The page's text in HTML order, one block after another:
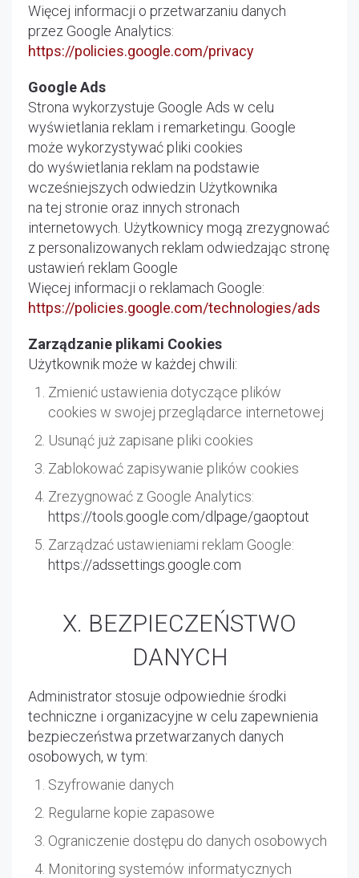
Więcej informacji o przetwarzaniu danych
przez Google Analytics:
https://policies.google.com/privacy
Google Ads
Strona wykorzystuje Google Ads w celu
wyświetlania reklam i remarketingu. Google
może wykorzystywać pliki cookies
do wyświetlania reklam na podstawie
wcześniejszych odwiedzin Użytkownika
na tej stronie oraz innych stronach
internetowych. Użytkownicy mogą zrezygnować
z personalizowanych reklam odwiedzając stronę
ustawień reklam Google
Więcej informacji o reklamach Google:
https://policies.google.com/technologies/ads
Zarządzanie plikami Cookies
Użytkownik może w każdej chwili:
Zmienić ustawienia dotyczące plików
cookies w swojej przeglądarce internetowej
Usunąć już zapisane pliki cookies
Zablokować zapisywanie plików cookies
Zrezygnować z Google Analytics:
https://tools.google.com/dlpage/gaoptout
Zarządzać ustawieniami reklam Google:
https://adssettings.google.com
X. BEZPIECZEŃSTWO
DANYCH
Administrator stosuje odpowiednie środki
techniczne i organizacyjne w celu zapewnienia
bezpieczeństwa przetwarzanych danych
osobowych, w tym:
Szyfrowanie danych
Regularne kopie zapasowe
Ograniczenie dostępu do danych osobowych
Monitoring systemów informatycznych